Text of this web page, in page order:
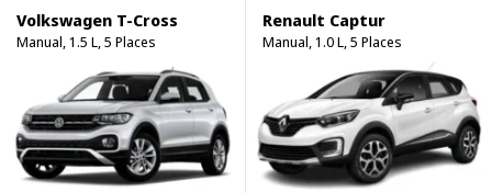
Volkswagen T-Cross
Manual, 1.5 L, 5 Places
Renault Captur
Manual, 1.0 L, 5 Places